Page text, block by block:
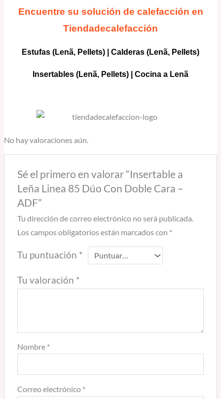
Encuentre su solución de calefacción en
Tiendadecalefacción
Estufas (Lenã, Pellets) Calderas (Lenã, Pellets)
Insertables (Lenã, Pellets) | Cocina a Lenã
No hay valoraciones aún.
Sé el primero en valorar “Insertable a
Leña Linea 85 Dúo Con Doble Cara –
ADF”
Tu dirección de correo electrónico no será publicada.
Los campos obligatorios están marcados con *
Tu puntuación *
Tu valoración *
Nombre *
Correo electrónico *